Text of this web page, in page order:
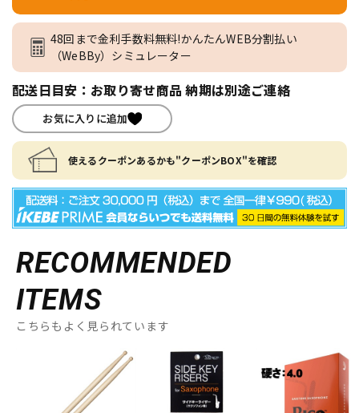
48回まで金利手数料無料!かんたんWEB分割払い
（WeBBy）シミュレーター
配送日目安：お取り寄せ商品 納期は別途ご連絡
お気に入りに追加
使えるクーポンあるかも"クーポンBOX"を確認
RECOMMENDED
ITEMS
こちらもよく見られています